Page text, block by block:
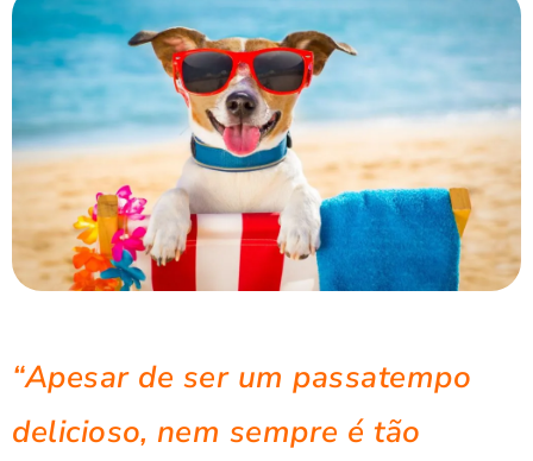
“Apesar de ser um passatempo
delicioso, nem sempre é tão